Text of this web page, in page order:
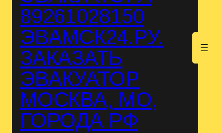
89261028150
ЭВАМСК24.РУ.
ЗАКАЗАТЬ
ЭВАКУАТОР
МОСКВА, МО,
ГОРОДА РФ